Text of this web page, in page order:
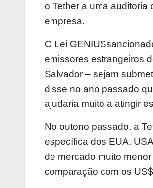
o Tether a uma auditoria
empresa.
O Lei GENIUS
emissores estrangeiros
Salvador – sejam
disse no ano passado
ajudaria muito a atingir
No outono passado, a
específica dos EUA,
de mercado muito
comparação com os